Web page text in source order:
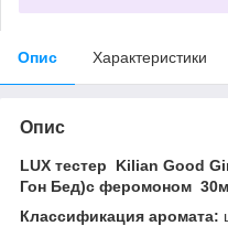
Опис Характеристики
Опис
LUX тестер Kilian Good
Гон Бед)с феромоном
Классификация аромата: